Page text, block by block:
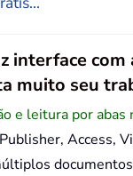
interface com
muito seu
e leitura por abas
Access,